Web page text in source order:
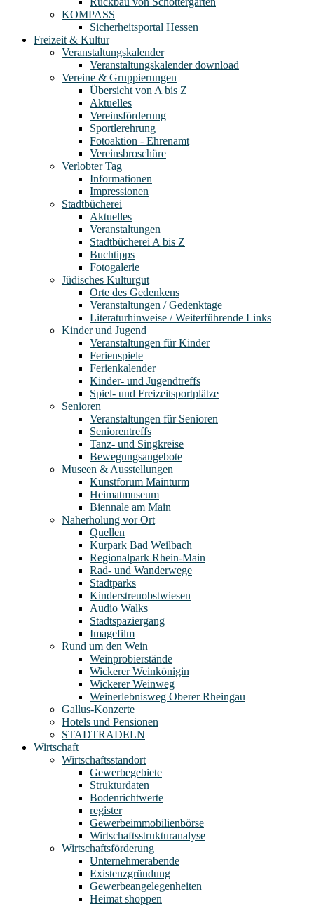
KOMPASS
Sicherheitsportal Hessen
Freizeit & Kultur
Veranstaltungskalender
Veranstaltungskalender download
Vereine & Gruppierungen
Übersicht von A bis Z
Aktuelles
Vereinsförderung
Sportlerehrung
Fotoaktion - Ehrenamt
Vereinsbroschüre
Verlobter Tag
Informationen
Impressionen
Stadtbücherei
Aktuelles
Veranstaltungen
Stadtbücherei A bis Z
Buchtipps
Fotogalerie
Jüdisches Kulturgut
Orte des Gedenkens
Veranstaltungen / Gedenktage
Literaturhinweise / Weiterführende Links
Kinder und Jugend
Veranstaltungen für Kinder
Ferienspiele
Ferienkalender
Kinder- und Jugendtreffs
Spiel- und Freizeitsportplätze
Senioren
Veranstaltungen für Senioren
Seniorentreffs
Tanz- und Singkreise
Bewegungsangebote
Museen & Ausstellungen
Kunstforum Mainturm
Heimatmuseum
Biennale am Main
Naherholung vor Ort
Quellen
Kurpark Bad Weilbach
Regionalpark Rhein-Main
Rad- und Wanderwege
Stadtparks
Kinderstreuobstwiesen
Audio Walks
Stadtspaziergang
Imagefilm
Rund um den Wein
Weinprobierstände
Wickerer Weinkönigin
Wickerer Weinweg
Weinerlebnisweg Oberer Rheingau
Gallus-Konzerte
Hotels und Pensionen
STADTRADELN
Wirtschaft
Wirtschaftsstandort
Gewerbegebiete
Strukturdaten
Bodenrichtwerte
register
Gewerbeimmobilienbörse
Wirtschaftsstrukturanalyse
Wirtschaftsförderung
Unternehmerabende
Existenzgründung
Gewerbeangelegenheiten
Heimat shoppen